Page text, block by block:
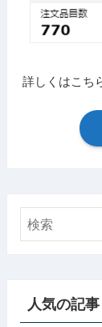
詳しくはこち
人気の記事